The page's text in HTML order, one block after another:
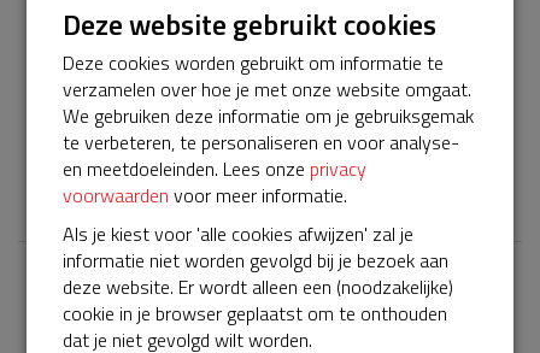
Het servicepakket van onze BuurtAED verloopt bijna en
moet worden verlengd, zodat onze AED gebruiksklaar
blijft. Help je mee? Doneer voor ons servicepakket!
𝕏
Laatste donaties
Bekijk alle
Deze website gebruikt cookies
Deze cookies worden gebruikt om informatie te
verzamelen over hoe je met onze website omgaat.
We gebruiken deze informatie om je gebruiksgemak
te verbeteren, te personaliseren en voor analyse-
en meetdoeleinden. Lees onze privacy
voorwaarden voor meer informatie.
Als je kiest voor 'alle cookies afwijzen' zal je
informatie niet worden gevolgd bij je bezoek aan
deze website. Er wordt alleen een (noodzakelijke)
cookie in je browser geplaatst om te onthouden
dat je niet gevolgd wilt worden.